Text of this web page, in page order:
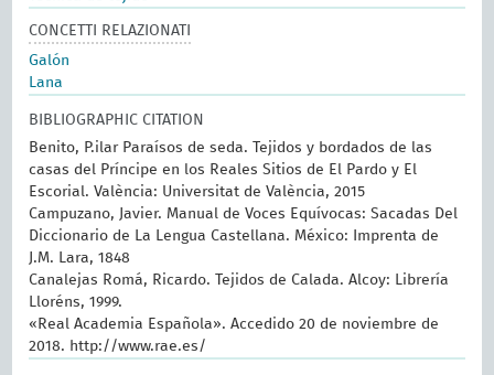
CONCETTI RELAZIONATI
Galón
Lana
BIBLIOGRAPHIC CITATION
Benito, P.ilar Paraísos de seda. Tejidos y bordados de las
casas del Príncipe en los Reales Sitios de El Pardo y El
Escorial. València: Universitat de València, 2015
Campuzano, Javier. Manual de Voces Equívocas: Sacadas Del
Diccionario de La Lengua Castellana. México: Imprenta de
J.M. Lara, 1848
Canalejas Romá, Ricardo. Tejidos de Calada. Alcoy: Librería
Lloréns, 1999.
«Real Academia Española». Accedido 20 de noviembre de
2018. http://www.rae.es/